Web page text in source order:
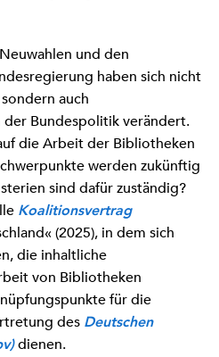
und den
haben sich nicht
auch
Bundespolitik verändert.
die Arbeit der Bibliotheken
werden zukünftig
sind dafür zuständig?
Koalitionsvertrag
(2025), in dem sich
die inhaltliche
von Bibliotheken
für die
desDeutschen
dienen.